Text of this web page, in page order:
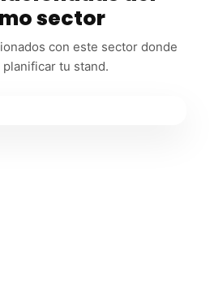
sector
con este sector donde
planificar tu stand.